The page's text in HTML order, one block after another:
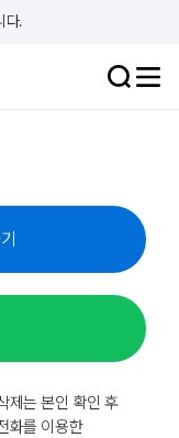
다.
제는 본인 확인 후
화를 이용한